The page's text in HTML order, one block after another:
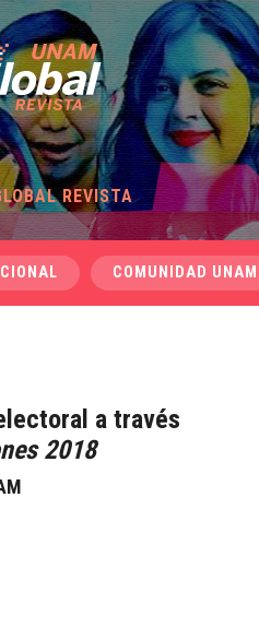
REVISTA
COMUNIDAD UNAM
a través
2018